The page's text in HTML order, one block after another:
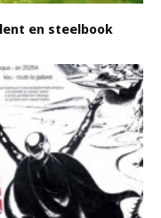
en steelbook